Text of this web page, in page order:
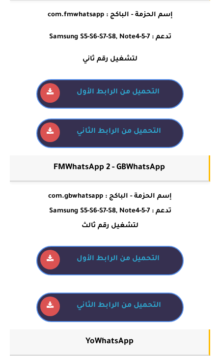
إسم الحزمة - الباكج : com.fmwhatsapp
تدعم : Samsung S5-S6-S7-S8, Note4-5-7
لتشغيل رقم ثاني
التحميل من الرابط الأول
التحميل من الرابط الثاني
FMWhatsApp 2 - GBWhatsApp
إسم الحزمة - الباكج : com.gbwhatsapp
تدعم : Samsung S5-S6-S7-S8, Note4-5-7
لتشغيل رقم ثالث
التحميل من الرابط الأول
التحميل من الرابط الثاني
YoWhatsApp